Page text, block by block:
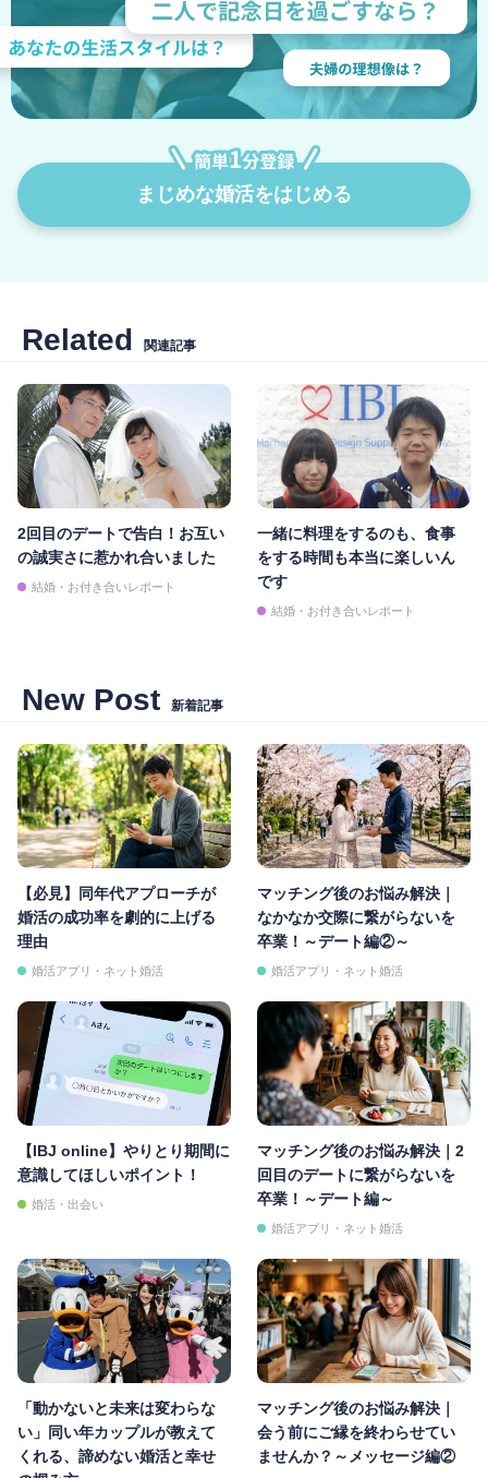
まじめな婚活をはじめる
Related 関連記事
2回目のデートで告白！お互い
の誠実さに惹かれ合いました
結婚・お付き合いレポート
一緒に料理をするのも、食事
をする時間も本当に楽しいん
です
結婚・お付き合いレポート
New Post 新着記事
【必見】同年代アプローチが
婚活の成功率を劇的に上げる
理由
婚活アプリ・ネット婚活
マッチング後のお悩み解決｜
なかなか交際に繋がらないを
卒業！～デート編②～
婚活アプリ・ネット婚活
【IBJ online】やりとり期間に
意識してほしいポイント！
婚活・出会い
マッチング後のお悩み解決｜2
回目のデートに繋がらないを
卒業！～デート編～
婚活アプリ・ネット婚活
「動かないと未来は変わらな
い」同い年カップルが教えて
くれる、諦めない婚活と幸せ
マッチング後のお悩み解決｜
会う前にご縁を終わらせてい
ませんか？～メッセージ編②